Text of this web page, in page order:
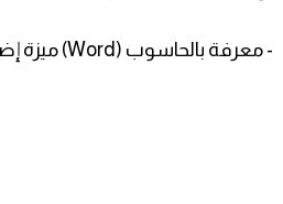
- معرفة بالحاسوب (Word) ميزة إضافية.